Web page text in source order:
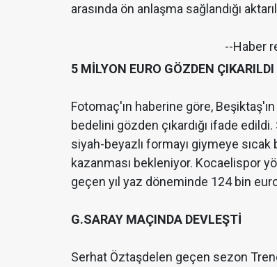
arasında ön anlaşma sağlandığı
--Haber
5 MİLYON EURO GÖZDEN ÇIKARILDI
Fotomaç'ın haberine göre,
bedelini gözden çıkardığı ifade
siyah-beyazlı formayı giymeye
kazanması bekleniyor. Kocaelispor
geçen yıl yaz döneminde 124 bin
G.SARAY MAÇINDA DEVLEŞTİ
Serhat Öztaşdelen geçen sezon